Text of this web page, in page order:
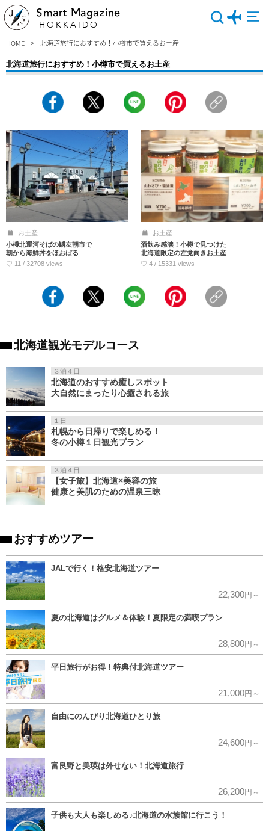
Smart Magazine
HOKKAIDO
HOME 北海道旅行におすすめ！小樽市で買えるお土産
北海道旅行におすすめ！小樽市で買えるお土産
品お菓子や小樽の味をお家で味わえる商品、小樽らしいおしゃれでかわいい雑貨・
小物など、バラエティ豊かなお土産がこのエリアには揃っています。お土産選びで
お土産
小樽北運河そばの鱗友朝市で
朝から海鮮丼をほおばる
♡ 11 / 32708 views
お土産
酒飲み感涙！小樽で見つけた
北海道限定の左党向きお土産
♡ 4 / 15331 views
北海道観光モデルコース
３泊４日
北海道のおすすめ癒しスポット
大自然にまったり心癒される旅
１日
札幌から日帰りで楽しめる！
冬の小樽１日観光プラン
３泊４日
【女子旅】北海道×美容の旅
健康と美肌のための温泉三昧
おすすめツアー
JALで行く！格安北海道ツアー
22,300円～
夏の北海道はグルメ＆体験！夏限定の満喫プラン
28,800円～
平日旅行がお得！特典付北海道ツアー
21,000円～
自由にのんびり北海道ひとり旅
24,600円～
富良野と美瑛は外せない！北海道旅行
26,200円～
子供も大人も楽しめる♪北海道の水族館に行こう！